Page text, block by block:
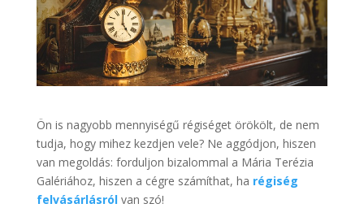
Ön is nagyobb mennyiségű régiséget örökölt, de nem
tudja, hogy mihez kezdjen vele? Ne aggódjon, hiszen
van megoldás: forduljon bizalommal a Mária Terézia
Galériához, hiszen a cégre számíthat, ha régiség
felvásárlásrólvan szó!